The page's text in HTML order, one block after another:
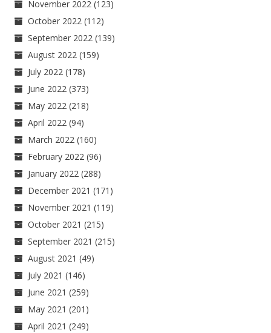
November 2022 (123)
October 2022 (112)
September 2022 (139)
August 2022 (159)
July 2022 (178)
June 2022 (373)
May 2022 (218)
April 2022 (94)
March 2022 (160)
February 2022 (96)
January 2022 (288)
December 2021 (171)
November 2021 (119)
October 2021 (215)
September 2021 (215)
August 2021 (49)
July 2021 (146)
June 2021 (259)
May 2021 (201)
April 2021 (249)